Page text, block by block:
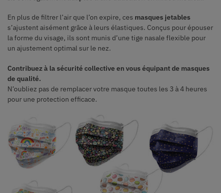
En plus de filtrer l’air que l’on expire, ces masques jetables
s’ajustent aisément grâce à leurs élastiques. Conçus pour épouser
la forme du visage, ils sont munis d’une tige nasale flexible pour
un ajustement optimal sur le nez.
Contribuez à la sécurité collective en vous équipant de masques
de qualité.
N’oubliez pas de remplacer votre masque toutes les 3 à 4 heures
pour une protection efficace.